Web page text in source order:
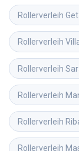
Rollerverleih
Rollerverleih
Rollerverleih
Rollerverleih
Rollerverleih
Rollerverleih